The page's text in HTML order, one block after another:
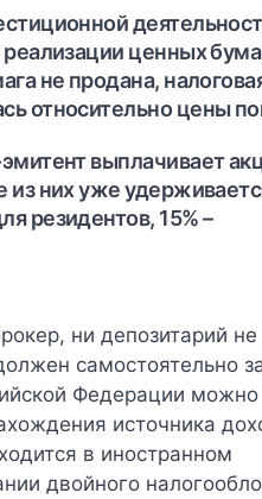
ценных
не продана,
относительно цены
выплачивает
них уже
резидентов, 15% –
ни депозитарий не
самостоятельно
Федерации можно
источника
в иностранном
двойного